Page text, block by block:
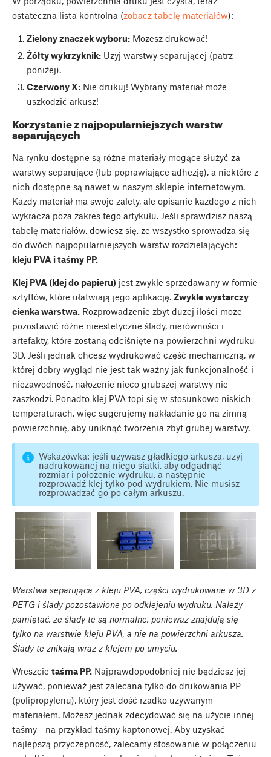
ostateczna lista kontrolna (zobacz tabelę materiałów):
Zielony znaczek wyboru:Możesz drukować!
Żółty wykrzyknik:Użyj warstwy separującej (patrz
poniżej).
Czerwony X:Nie drukuj! Wybrany materiał może
uszkodzić arkusz!
Korzystanie z najpopularniejszych warstw
separujących
Na rynku dostępne są różne materiały mogące służyć za
warstwy separujące (lub poprawiające adhezję), a niektóre z
nich dostępne są nawet w naszym sklepie internetowym.
Każdy materiał ma swoje zalety, ale opisanie każdego z nich
wykracza poza zakres tego artykułu. Jeśli sprawdzisz naszą
tabelę materiałów, dowiesz się, że wszystko sprowadza się
do dwóch najpopularniejszych warstw rozdzielających:
kleju PVA i taśmy PP.
Klej PVA (klej do papieru) jest zwykle sprzedawany w formie
sztyftów, które ułatwiają jego aplikację. Zwykle wystarczy
cienka warstwa. Rozprowadzenie zbyt dużej ilości może
pozostawić różne nieestetyczne ślady, nierówności i
artefakty, które zostaną odciśnięte na powierzchni wydruku
3D. Jeśli jednak chcesz wydrukować część mechaniczną, w
której dobry wygląd nie jest tak ważny jak funkcjonalność i
niezawodność, nałożenie nieco grubszej warstwy nie
zaszkodzi. Ponadto klej PVA topi się w stosunkowo niskich
temperaturach, więc sugerujemy nakładanie go na zimną
powierzchnię, aby uniknąć tworzenia zbyt grubej warstwy.
Wskazówka: jeśli używasz gładkiego arkusza, użyj
nadrukowanej na niego siatki, aby odgadnąć
rozmiar i położenie wydruku, a następnie
rozprowadź klej tylko pod wydrukiem. Nie musisz
rozprowadzać go po całym arkuszu.
Warstwa separująca z kleju PVA, części wydrukowane w 3D z
PETG i ślady pozostawione po odklejeniu wydruku. Należy
pamiętać, że ślady te są normalne, ponieważ znajdują się
tylko na warstwie kleju PVA, a nie na powierzchni arkusza.
Ślady te znikają wraz z klejem po umyciu.
Wreszcie taśma PP. Najprawdopodobniej nie będziesz jej
używać, ponieważ jest zalecana tylko do drukowania PP
(polipropylenu), który jest dość rzadko używanym
materiałem. Możesz jednak zdecydować się na użycie innej
taśmy - na przykład taśmy kaptonowej. Aby uzyskać
najlepszą przyczepność, zalecamy stosowanie w połączeniu